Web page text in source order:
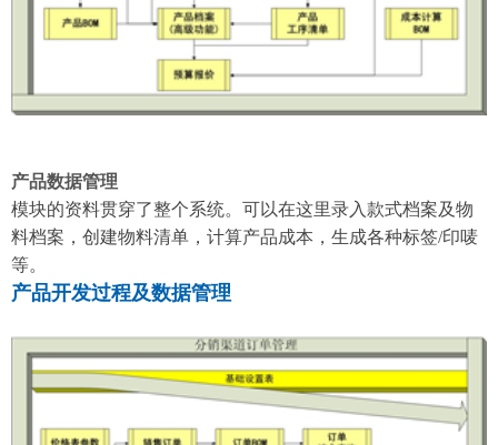
产品数据管理
模块的资料贯穿了整个系统。可以在这里录入款式档案及物
料档案，创建物料清单，计算产品成本，生成各种标签/印唛
等。
产品开发过程及数据管理